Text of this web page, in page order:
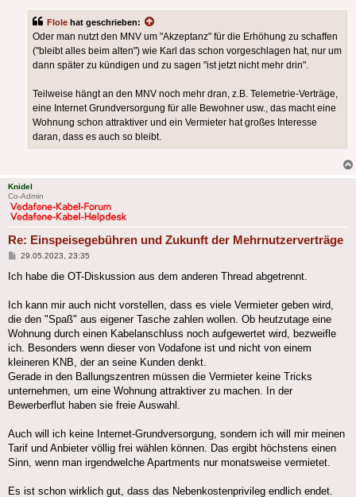
Flole hat geschrieben:
Oder man nutzt den MNV um "Akzeptanz" für die Erhöhung zu schaffen
("bleibt alles beim alten") wie Karl das schon vorgeschlagen hat, nur um
dann später zu kündigen und zu sagen "ist jetzt nicht mehr drin".
Teilweise hängt an den MNV noch mehr dran, z.B. Telemetrie-Verträge,
eine Internet Grundversorgung für alle Bewohner usw., das macht eine
Wohnung schon attraktiver und ein Vermieter hat großes Interesse
daran, dass es auch so bleibt.
Knidel
Co-Admin
Re: Einspeisegebühren und Zukunft der Mehrnutzerverträge
Beitrag
29.05.2023, 23:35
Ich habe die OT-Diskussion aus dem anderen Thread abgetrennt.
Ich kann mir auch nicht vorstellen, dass es viele Vermieter geben wird,
die den "Spaß" aus eigener Tasche zahlen wollen. Ob heutzutage eine
Wohnung durch einen Kabelanschluss noch aufgewertet wird, bezweifle
ich. Besonders wenn dieser von Vodafone ist und nicht von einem
kleineren KNB, der an seine Kunden denkt.
Gerade in den Ballungszentren müssen die Vermieter keine Tricks
unternehmen, um eine Wohnung attraktiver zu machen. In der
Bewerberflut haben sie freie Auswahl.
Auch will ich keine Internet-Grundversorgung, sondern ich will mir meinen
Tarif und Anbieter völlig frei wählen können. Das ergibt höchstens einen
Sinn, wenn man irgendwelche Apartments nur monatsweise vermietet.
Es ist schon wirklich gut, dass das Nebenkostenprivileg endlich endet.